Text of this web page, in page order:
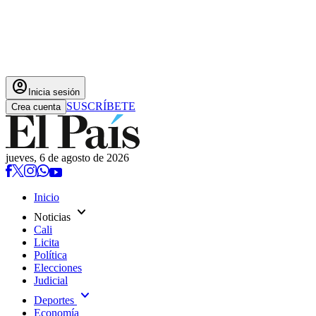
account_circle Inicia sesión
Crea cuenta SUSCRÍBETE
jueves, 6 de agosto de 2026
Inicio
Noticias expand_more
Cali
Licita
Política
Elecciones
Judicial
Deportes expand_more
Economía